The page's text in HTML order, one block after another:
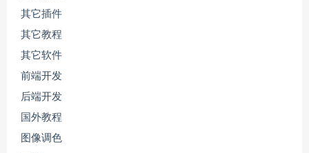
其它插件
其它教程
其它软件
前端开发
后端开发
国外教程
图像调色